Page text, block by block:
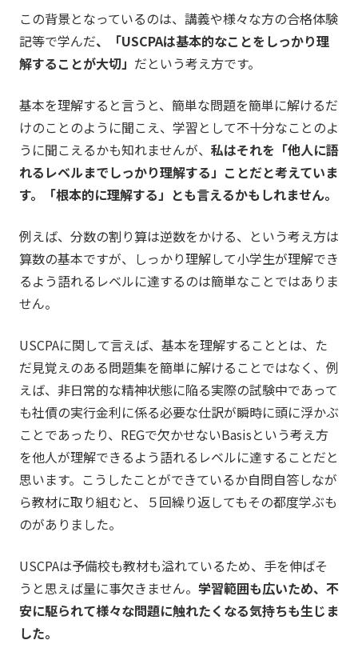
この背景となっているのは、講義や様々な方の合格体験
記等で学んだ、「USCPAは基本的なことをしっかり理
解することが大切」 だという考え方です。
基本を理解すると言うと、簡単な問題を簡単に解けるだ
けのことのように聞こえ、学習として不十分なことのよ
うに聞こえるかも知れませんが、 私はそれを「他人に語
れるレベルまでしっかり理解する」ことだと考えていま
す。「根本的に理解する」とも言えるかもしれません。
例えば、分数の割り算は逆数をかける、という考え方は
算数の基本ですが、しっかり理解して小学生が理解でき
るよう語れるレベルに達するのは簡単なことではありま
せん。
USCPAに関して言えば、基本を理解することとは、た
だ見覚えのある問題集を簡単に解けることではなく、例
えば、非日常的な精神状態に陥る実際の試験中であって
も社債の実行金利に係る必要な仕訳が瞬時に頭に浮かぶ
ことであったり、REGで欠かせないBasisという考え方
を他人が理解できるよう語れるレベルに達することだと
思います。こうしたことができているか自問自答しなが
ら教材に取り組むと、５回繰り返してもその都度学ぶも
のがありました。
USCPAは予備校も教材も溢れているため、手を伸ばそ
うと思えば量に事欠きません。 学習範囲も広いため、不
安に駆られて様々な問題に触れたくなる気持ちも生じま
した。